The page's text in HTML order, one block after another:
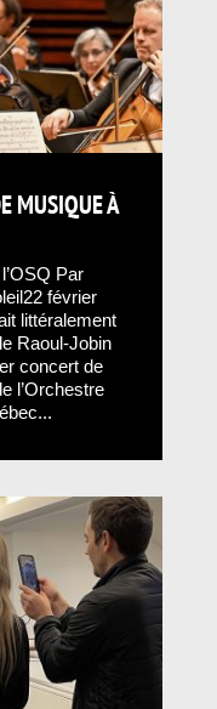
MUSIQUE À
Par
février
littéralement
Raoul-Jobin
concert de
l’Orchestre